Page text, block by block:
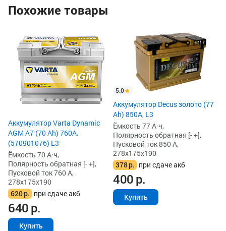
Похожие товары
Аккумулятор Varta Dynamic
AGM A7 (70 Ah) 760A,
(570901076) L3
Ёмкость 70 А·ч,
Полярность обратная [- +],
Пусковой ток 760 А,
278x175x190
620р. при сдаче акб
640р.
Купить
5.0
Аккумулятор Decus золото (77
Ah) 850А, L3
Ёмкость 77 А·ч,
Полярность обратная [- +],
Пусковой ток 850 А,
278x175x190
378р. при сдаче акб
400р.
Купить